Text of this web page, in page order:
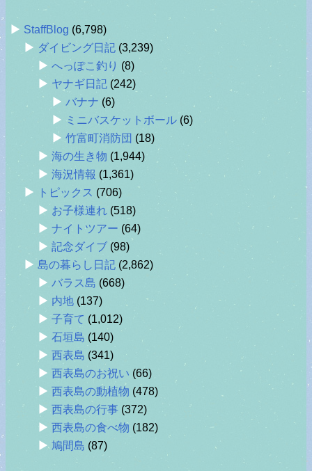
StaffBlog (6,798)
ダイビング日記 (3,239)
へっぽこ釣り (8)
ヤナギ日記 (242)
バナナ (6)
ミニバスケットボール (6)
竹富町消防団 (18)
海の生き物 (1,944)
海況情報 (1,361)
トピックス (706)
お子様連れ (518)
ナイトツアー (64)
記念ダイブ (98)
島の暮らし日記 (2,862)
バラス島 (668)
内地 (137)
子育て (1,012)
石垣島 (140)
西表島 (341)
西表島のお祝い (66)
西表島の動植物 (478)
西表島の行事 (372)
西表島の食べ物 (182)
鳩間島 (87)